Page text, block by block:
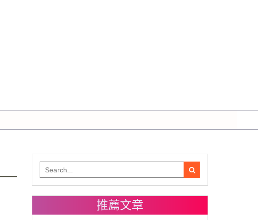
Search
推薦文章